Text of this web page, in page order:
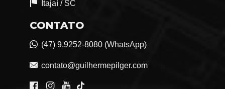
Itajaí / SC
CONTATO
(47) 9.9252-8080 (WhatsApp)
contato@guilhermepilger.com